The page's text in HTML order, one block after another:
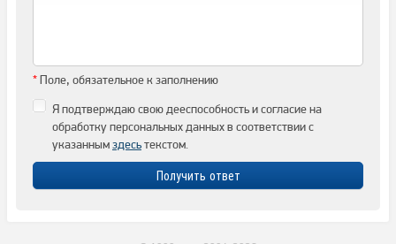
*Поле, обязательное к заполнению
Я подтверждаю свою дееспособность и согласие на
обработку персональных данных в соответствии с
указаннымздесьтекстом.